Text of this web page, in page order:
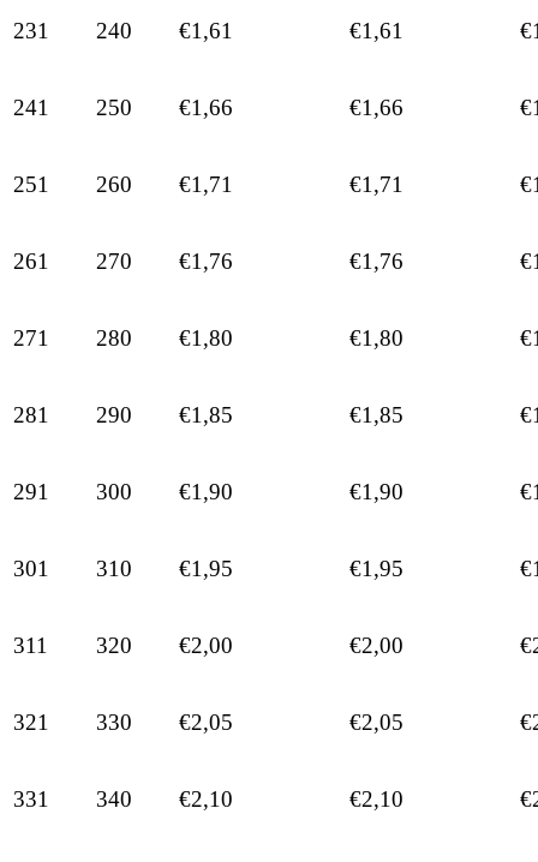
231 240 €1,61 €1,61
241 250 €1,66 €1,66
251 260 €1,71 €1,71
261 270 €1,76 €1,76
271 280 €1,80 €1,80
281 290 €1,85 €1,85
291 300 €1,90 €1,90
301 310 €1,95 €1,95
311 320 €2,00 €2,00
321 330 €2,05 €2,05
331 340 €2,10 €2,10